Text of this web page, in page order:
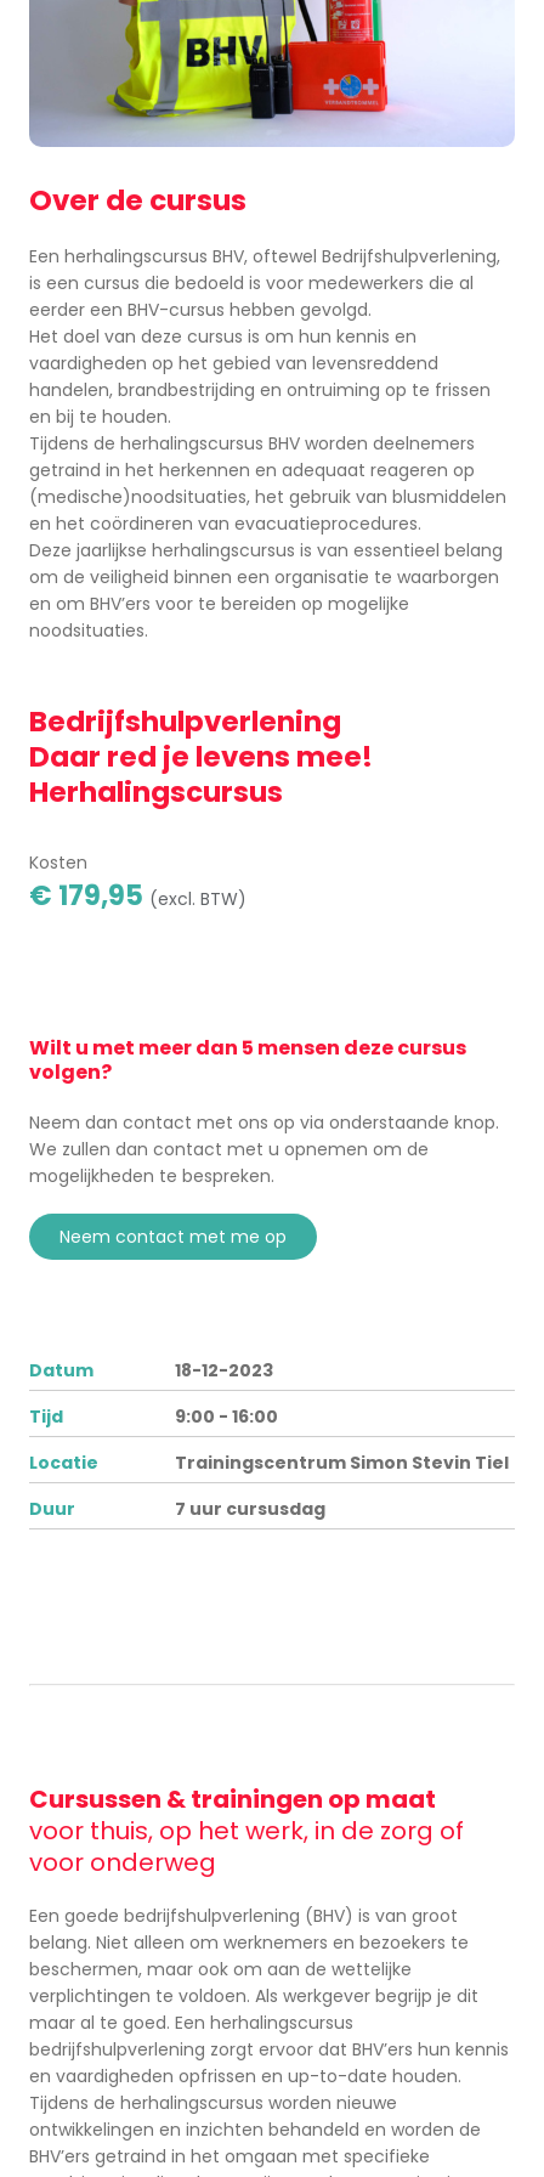
Over de cursus
Een herhalingscursus BHV, oftewel Bedrijfshulpverlening,
is een cursus die bedoeld is voor medewerkers die al
eerder een BHV-cursus hebben gevolgd.
Het doel van deze cursus is om hun kennis en
vaardigheden op het gebied van levensreddend
handelen, brandbestrijding en ontruiming op te frissen
en bij te houden.
Tijdens de herhalingscursus BHV worden deelnemers
getraind in het herkennen en adequaat reageren op
(medische)noodsituaties, het gebruik van blusmiddelen
en het coördineren van evacuatieprocedures.
Deze jaarlijkse herhalingscursus is van essentieel belang
om de veiligheid binnen een organisatie te waarborgen
en om BHV’ers voor te bereiden op mogelijke
noodsituaties.
Bedrijfshulpverlening
Daar red je levens mee!
Herhalingscursus
Kosten
€ 179,95 (excl. BTW)
Wilt u met meer dan 5 mensen deze cursus
volgen?
Neem dan contact met ons op via onderstaande knop.
We zullen dan contact met u opnemen om de
mogelijkheden te bespreken.
neem contact met me op
Datum
18-12-2023
Tijd
9:00 - 16:00
Locatie
Trainingscentrum Simon Stevin Tiel
Duur
7 uur cursusdag
Cursussen & trainingen op maat
voor thuis, op het werk, in de zorg of
voor onderweg
Een goede bedrijfshulpverlening (BHV) is van groot
belang. Niet alleen om werknemers en bezoekers te
beschermen, maar ook om aan de wettelijke
verplichtingen te voldoen. Als werkgever begrijp je dit
maar al te goed. Een herhalingscursus
bedrijfshulpverlening zorgt ervoor dat BHV’ers hun kennis
en vaardigheden opfrissen en up-to-date houden.
Tijdens de herhalingscursus worden nieuwe
ontwikkelingen en inzichten behandeld en worden de
BHV’ers getraind in het omgaan met specifieke